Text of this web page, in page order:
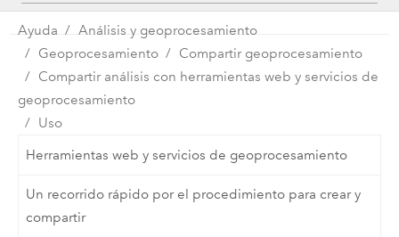
Ayuda
Análisis y geoprocesamiento
Geoprocesamiento
Compartir geoprocesamiento
Compartir análisis con herramientas web y servicios de
geoprocesamiento
Uso
Herramientas web y servicios de geoprocesamiento
Un recorrido rápido por el procedimiento para crear y
compartir